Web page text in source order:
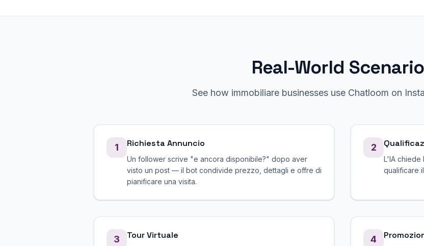
Real-World
See how immobiliare businesses use Chatloom on
1 Richiesta Annuncio
Un follower scrive "e ancora disponibile?" dopo aver
visto un post — il bot condivide prezzo, dettagli e offre di
pianificare una visita.
2
L'IA
qualificare
3 Tour Virtuale 4